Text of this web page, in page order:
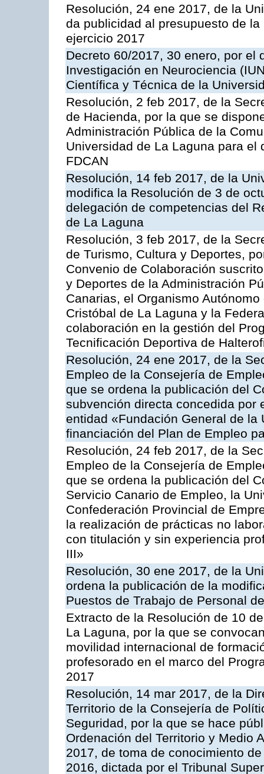
Resolución, 24 ene 2017, de la
da publicidad al presupuesto de
ejercicio 2017
Decreto 60/2017, 30 enero, por el
Investigación en Neurociencia
Científica y Técnica de la
Resolución, 2 feb 2017, de la
de Hacienda, por la que se
Administración Pública de la
Universidad de La Laguna para
FDCAN
Resolución, 14 feb 2017, de la
modifica la Resolución de 3 de
delegación de competencias del
de La Laguna
Resolución, 3 feb 2017, de la
de Turismo, Cultura y Deportes,
Convenio de Colaboración
y Deportes de la Administración
Canarias, el Organismo
Cristóbal de La Laguna y la
colaboración en la gestión del
Tecnificación Deportiva de
Resolución, 24 ene 2017, de la
Empleo de la Consejería de
que se ordena la publicación del
subvención directa concedida por
entidad «Fundación General de
financiación del Plan de Empleo
Resolución, 24 feb 2017, de la
Empleo de la Consejería de
que se ordena la publicación del
Servicio Canario de Empleo, la
Confederación Provincial de
la realización de prácticas no
con titulación y sin experiencia
III»
Resolución, 30 ene 2017, de la
ordena la publicación de la
Puestos de Trabajo de Personal
Extracto de la Resolución de 10
La Laguna, por la que se
movilidad internacional de
profesorado en el marco del
2017
Resolución, 14 mar 2017, de la
Territorio de la Consejería de
Seguridad, por la que se hace
Ordenación del Territorio y Medio
2017, de toma de conocimiento
2016, dictada por el Tribunal